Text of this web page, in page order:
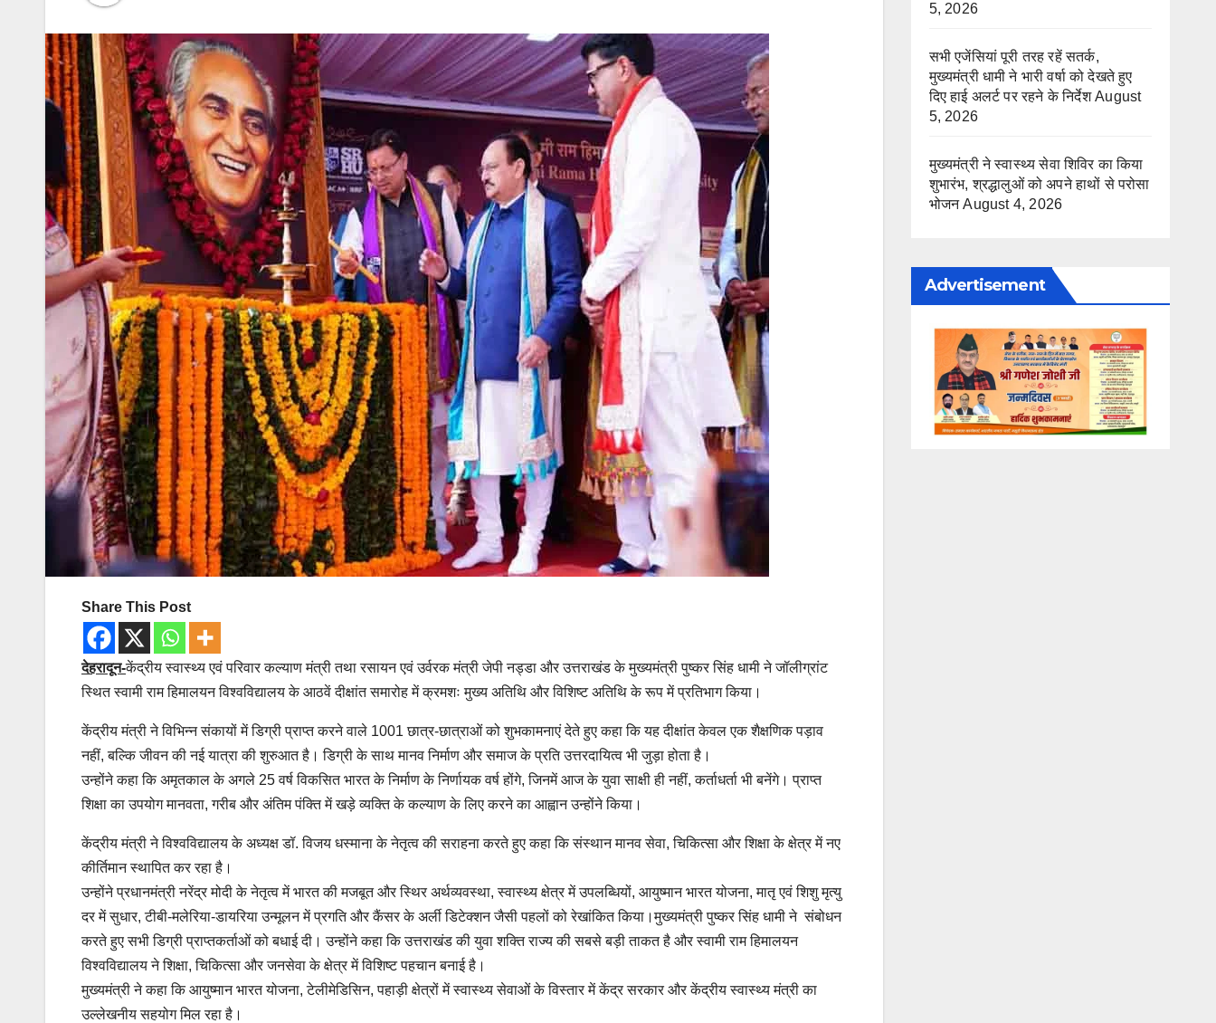
Share This Post
देहरादून-केंद्रीय स्वास्थ्य एवं परिवार कल्याण मंत्री तथा रसायन एवं उर्वरक मंत्री जेपी नड्डा और उत्तराखंड के मुख्यमंत्री पुष्कर सिंह धामी ने जॉलीग्रांट
स्थित स्वामी राम हिमालयन विश्वविद्यालय के आठवें दीक्षांत समारोह में क्रमशः मुख्य अतिथि और विशिष्ट अतिथि के रूप में प्रतिभाग किया।
केंद्रीय मंत्री ने विभिन्न संकायों में डिग्री प्राप्त करने वाले 1001 छात्र-छात्राओं को शुभकामनाएं देते हुए कहा कि यह दीक्षांत केवल एक शैक्षणिक पड़ाव
नहीं, बल्कि जीवन की नई यात्रा की शुरुआत है। डिग्री के साथ मानव निर्माण और समाज के प्रति उत्तरदायित्व भी जुड़ा होता है।
उन्होंने कहा कि अमृतकाल के अगले 25 वर्ष विकसित भारत के निर्माण के निर्णायक वर्ष होंगे, जिनमें आज के युवा साक्षी ही नहीं, कर्ताधर्ता भी बनेंगे। प्राप्त
शिक्षा का उपयोग मानवता, गरीब और अंतिम पंक्ति में खड़े व्यक्ति के कल्याण के लिए करने का आह्वान उन्होंने किया।
केंद्रीय मंत्री ने विश्वविद्यालय के अध्यक्ष डॉ. विजय धस्माना के नेतृत्व की सराहना करते हुए कहा कि संस्थान मानव सेवा, चिकित्सा और शिक्षा के क्षेत्र में नए
कीर्तिमान स्थापित कर रहा है।
उन्होंने प्रधानमंत्री नरेंद्र मोदी के नेतृत्व में भारत की मजबूत और स्थिर अर्थव्यवस्था, स्वास्थ्य क्षेत्र में उपलब्धियों, आयुष्मान भारत योजना, मातृ एवं शिशु मृत्यु
दर में सुधार, टीबी-मलेरिया-डायरिया उन्मूलन में प्रगति और कैंसर के अर्ली डिटेक्शन जैसी पहलों को रेखांकित किया।मुख्यमंत्री पुष्कर सिंह धामी ने संबोधन
करते हुए सभी डिग्री प्राप्तकर्ताओं को बधाई दी। उन्होंने कहा कि उत्तराखंड की युवा शक्ति राज्य की सबसे बड़ी ताकत है और स्वामी राम हिमालयन
विश्वविद्यालय ने शिक्षा, चिकित्सा और जनसेवा के क्षेत्र में विशिष्ट पहचान बनाई है।
मुख्यमंत्री ने कहा कि आयुष्मान भारत योजना, टेलीमेडिसिन, पहाड़ी क्षेत्रों में स्वास्थ्य सेवाओं के विस्तार में केंद्र सरकार और केंद्रीय स्वास्थ्य मंत्री का
उल्लेखनीय सहयोग मिल रहा है।
5, 2026
सभी एजेंसियां पूरी तरह रहें सतर्क,
मुख्यमंत्री धामी ने भारी वर्षा को देखते हुए
दिए हाई अलर्ट पर रहने के निर्देश August
5, 2026
मुख्यमंत्री ने स्वास्थ्य सेवा शिविर का किया
शुभारंभ, श्रद्धालुओं को अपने हाथों से परोसा
भोजन August 4, 2026
Advertisement